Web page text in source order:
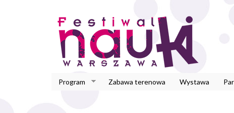
Program Zabawa terenowa Wystawa